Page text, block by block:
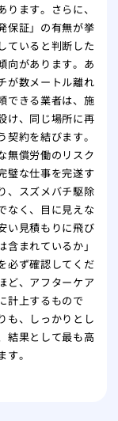
ます。さらに、
保証」の有無が挙
ていると判断した
向があります。あ
が数メートル離れ
できる業者は、施
け、同じ場所に再
約を結びます。
無償労働のリスク
璧な仕事を完遂す
、スズメバチ駆除
なく、目に見えな
い見積もりに飛び
まれているか」
必ず確認してくだ
ど、アフターケア
計上するもので
も、しっかりとし
結果として最も高
。